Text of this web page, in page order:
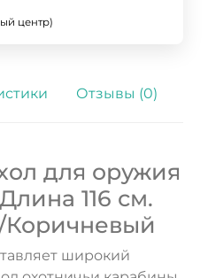
центр)
Отзывы (0)
для оружия
116 см.
широкий